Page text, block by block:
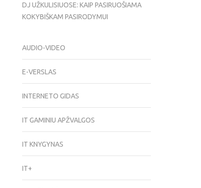
DJ UŽKULISIUOSE: KAIP PASIRUOŠIAMA
KOKYBIŠKAM PASIRODYMUI
AUDIO-VIDEO
E-VERSLAS
INTERNETO GIDAS
IT GAMINIU APŽVALGOS
IT KNYGYNAS
IT+